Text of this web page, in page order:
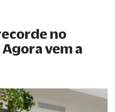
no
vem a